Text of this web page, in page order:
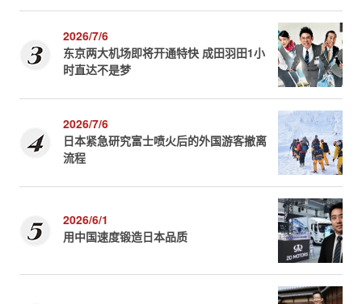
2026/7/6
东京两大机场即将开通特快 成田羽田1小
时直达不是梦
2026/7/6
日本紧急研究富士喷火后的外国游客撤离
流程
2026/6/1
用中国速度锻造日本品质